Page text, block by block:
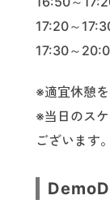
17:20～
17:30～
※適宜休憩を
※当日のス
ございます。